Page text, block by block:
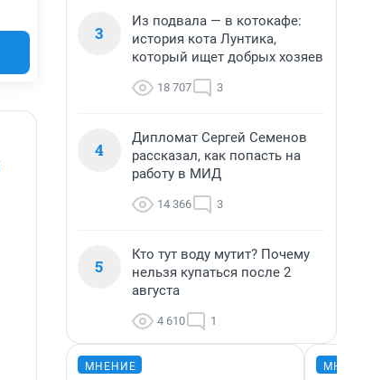
3
Из подвала — в котокафе:
история кота Лунтика,
который ищет добрых хозяев
18 707 3
4
Дипломат Сергей Семенов
рассказал, как попасть на
работу в МИД
14 366 3
5
Кто тут воду мутит? Почему
нельзя купаться после 2
августа
4 610 1
МНЕНИЕ